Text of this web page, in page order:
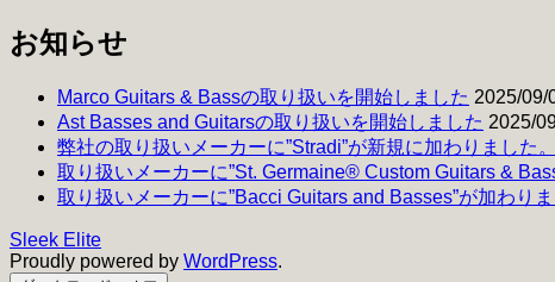
お知らせ
Marco Guitars & Bassの取り扱いを開始しました 2025/09/
Ast Basses and Guitarsの取り扱いを開始しました 2025/
弊社の取り扱いメーカーに”Stradi”が新規に加わりました。
取り扱いメーカーに”St. Germaine® Custom Guitars &
取り扱いメーカーに”Bacci Guitars and Basses”が加わり
Sleek Elite
Proudly powered by WordPress.